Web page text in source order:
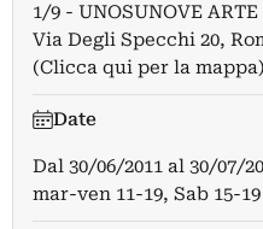
1/9 - UNOSUNOVE
Via Degli Specchi 20,
(Clicca qui per la mappa)
Date
Dal 30/06/2011 al 30/07/
mar-ven 11-19, Sab 15-